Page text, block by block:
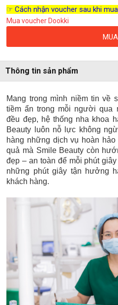
☞ Cách nhận voucher sau khi
Mua voucher Dookki
MUA
Thông tin sản phẩm
Mang trong mình niềm tin về
tiềm ẩn trong mỗi người qua
đều đẹp, hệ thống nha khoa
Beauty luôn nỗ lực không
hàng những dịch vụ hoàn
quả mà Smile Beauty còn
đẹp – an toàn để mỗi phút
những phút giây tận hưởng
khách hàng.